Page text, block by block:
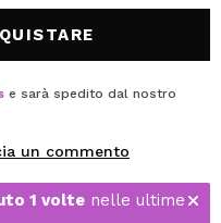
e sarà spedito dal nostro
un commento
1 volte nelle ultime